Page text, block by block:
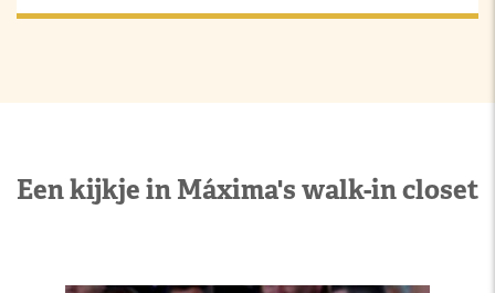
Een kijkje in Máxima's walk-in closet